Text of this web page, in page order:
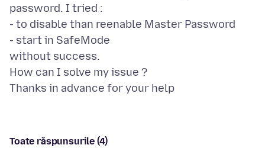
password. I tried :
- to disable than reenable Master Password
- start in SafeMode
without success.
How can I solve my issue ?
Toate răspunsurile (4)